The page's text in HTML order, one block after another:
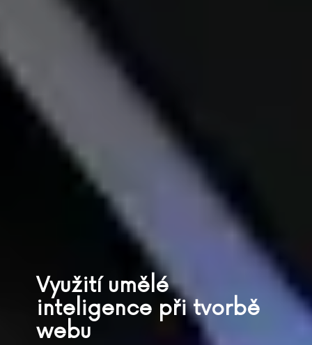
Využití umělé
inteligence při tvorbě
webu